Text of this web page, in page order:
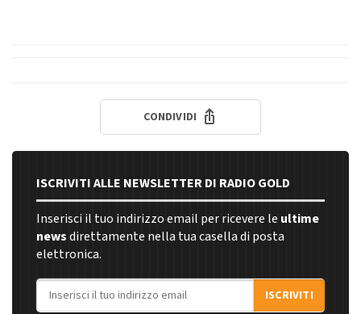
CONDIVIDI
ISCRIVITI ALLE NEWSLETTER DI RADIO GOLD
Inserisci il tuo indirizzo email per ricevere le ultime
newsdirettamente nella tua casella di posta
elettronica.
Indirizzo email
ISCRIVITI